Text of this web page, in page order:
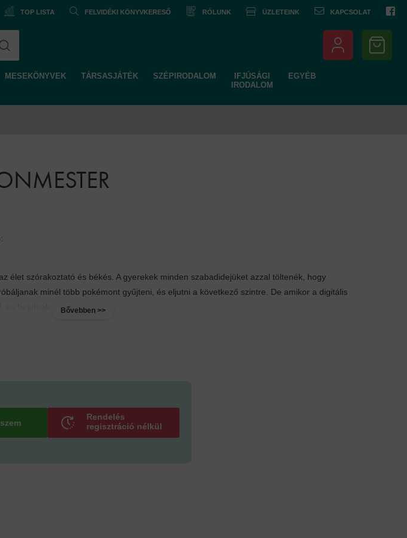
TOP LISTA FELVIDÉKI KÖNYVKERESŐ RÓLUNK ÜZLETEINK KAPCSOLAT
MESEKÖNYVEK TÁRSASJÁTÉK SZÉPIRODALOM
IFJÚSÁGI
IRODALOM
EGYÉB
élet szórakoztató és békés. A gyerekek minden szabadidejüket azzal töltenék, hogy
minél több pokémont gyűjteni, és eljutni a következő szintre. De amikor a digitális
és bejutnak a...Bővebben >>
Rendelés
regisztráció nélkül